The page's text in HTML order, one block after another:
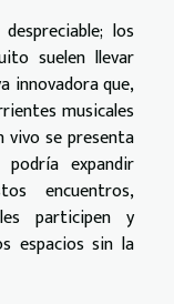
los
suelen llevar
innovadora que,
musicales
vivo se presenta
expandir
encuentros,
participen y
espacios sin la